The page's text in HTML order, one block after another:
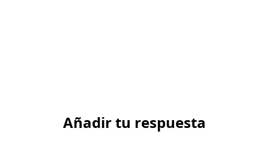
Añadir tu respuesta